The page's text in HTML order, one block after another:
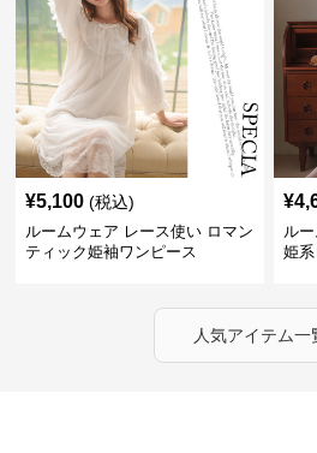
¥5,100 (税込)
ルームウェア レース使い ロマン
ティック姫袖ワンピース
¥
ル
姫
人気アイテム一